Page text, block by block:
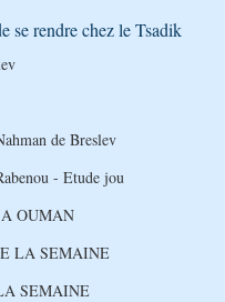
de Breslev
- Etude jou
OUMAN
LA SEMAINE
SEMAINE
se rendre chez le Tsadik